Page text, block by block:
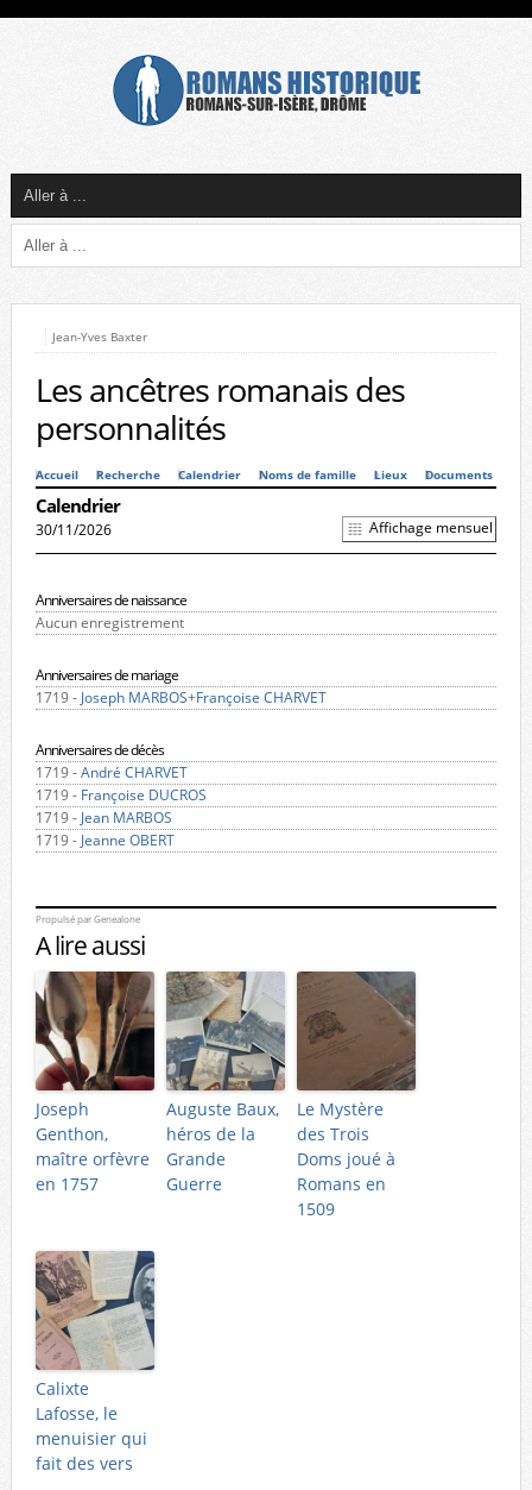
Jean-Yves Baxter
Les ancêtres romanais des
personnalités
Accueil Recherche Calendrier Noms de famille Lieux Documents
Calendrier
30/11/2026 Affichage mensuel
Anniversaires de naissance
Aucun enregistrement
Anniversaires de mariage
1719 - Joseph MARBOS+Françoise CHARVET
Anniversaires de décès
1719 -André CHARVET
1719 - Françoise DUCROS
1719 - Jean MARBOS
1719 - Jeanne OBERT
Propulsé par Genealone
A lire aussi
Joseph
Genthon,
maître orfèvre
en 1757
Auguste Baux,
héros de la
Grande
Guerre
Le Mystère
des Trois
Doms joué à
Romans en
1509
Calixte
Lafosse, le
menuisier qui
fait des vers